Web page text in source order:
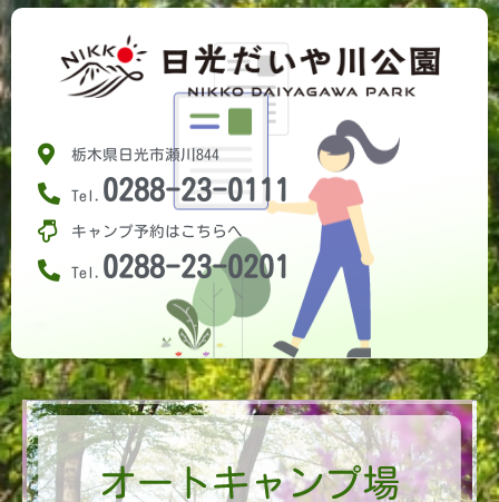
栃木県日光市瀬川844
Tel. 0288-23-0111
キャンプ予約はこちらへ
Tel. 0288-23-0201